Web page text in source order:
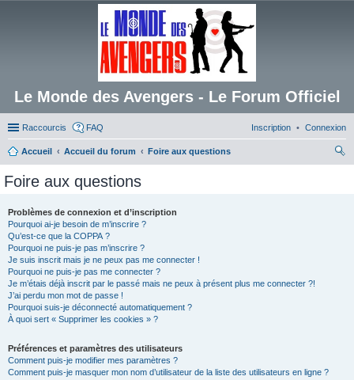
Le Monde des Avengers - Le Forum Officiel
Raccourcis FAQ Connexion
Inscription
Accueil Accueil du forum
Foire aux questions
Foire aux questions
Problèmes de connexion et d’inscription
Pourquoi ai-je besoin de m’inscrire ?
Qu’est-ce que la COPPA ?
Pourquoi ne puis-je pas m’inscrire ?
Je suis inscrit mais je ne peux pas me connecter !
Pourquoi ne puis-je pas me connecter ?
Je m’étais déjà inscrit par le passé mais ne peux à présent plus me connecter ?!
J’ai perdu mon mot de passe !
Pourquoi suis-je déconnecté automatiquement ?
À quoi sert « Supprimer les cookies » ?
Préférences et paramètres des utilisateurs
Comment puis-je modifier mes paramètres ?
Comment puis-je masquer mon nom d’utilisateur de la liste des utilisateurs en ligne ?